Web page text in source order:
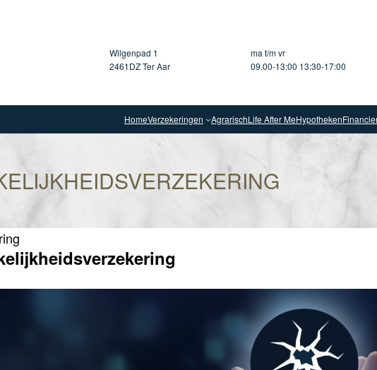
Wilgenpad 1
2461DZ Ter Aar
ma t/m vr
09.00-13:00 13:30-17:00
HomeVerzekeringen AgrarischLife After MeHypotheken